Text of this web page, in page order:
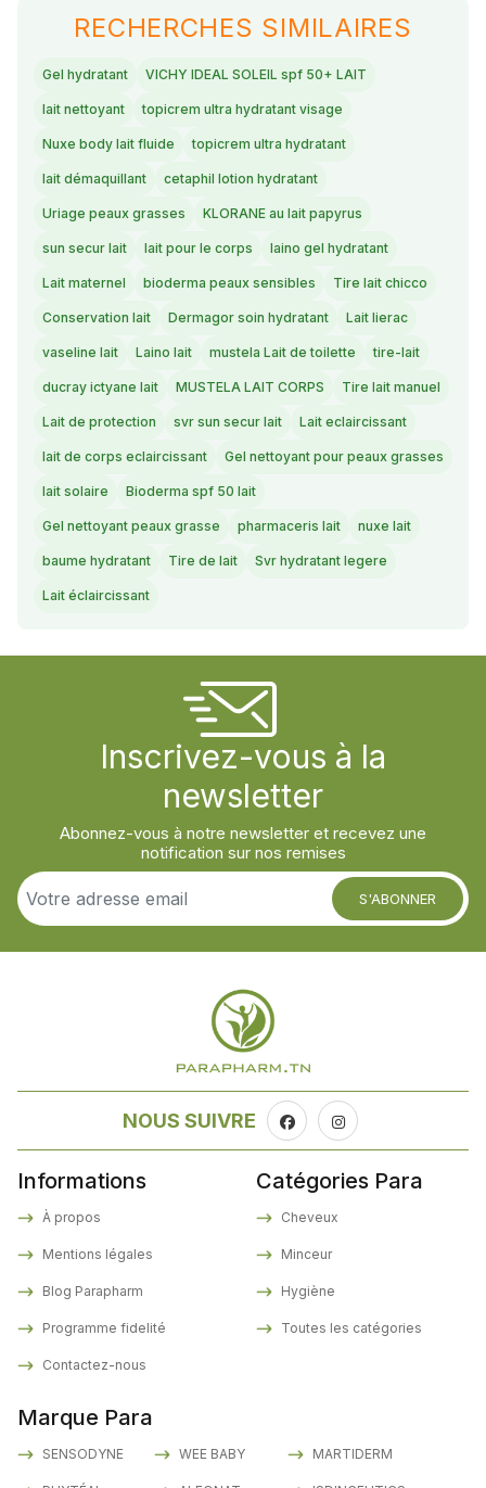
RECHERCHES SIMILAIRES
Gel hydratant VICHY IDEAL SOLEIL spf 50+ LAIT
lait nettoyant topicrem ultra hydratant visage
Nuxe body lait fluide topicrem ultra hydratant
lait démaquillant cetaphil lotion hydratant
Uriage peaux grasses KLORANE au lait papyrus
sun secur lait lait pour le corps laino gel hydratant
Lait maternel bioderma peaux sensibles Tire lait chicco
Conservation lait Dermagor soin hydratant Lait lierac
vaseline lait Laino lait mustela Lait de toilette tire-lait
ducray ictyane lait MUSTELA LAIT CORPS Tire lait manuel
Lait de protection svr sun secur lait Lait eclaircissant
lait de corps eclaircissant Gel nettoyant pour peaux grasses
lait solaire Bioderma spf 50 lait
Gel nettoyant peaux grasse pharmaceris lait nuxe lait
baume hydratant Tire de lait Svr hydratant legere
Lait éclaircissant
Inscrivez-vous à la
newsletter
Abonnez-vous à notre newsletter et recevez une
notification sur nos remises
S'ABONNER
NOUS SUIVRE
Informations
À propos
Mentions légales
Blog Parapharm
Programme fidelité
Contactez-nous
Marque Para
SENSODYNE WEE BABY MARTIDERM
Catégories Para
Cheveux
Minceur
Hygiène
Toutes les catégories